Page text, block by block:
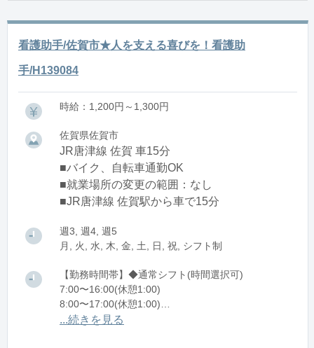
看護助手/佐賀市★人を支える喜びを！看護助
手/H139084
時給：1,200円～1,300円
佐賀県佐賀市
JR唐津線 佐賀 車15分
■バイク、自転車通勤OK
■就業場所の変更の範囲：なし
■JR唐津線 佐賀駅から車で15分
週3, 週4, 週5
月, 火, 水, 木, 金, 土, 日, 祝, シフト制
【勤務時間帯】◆通常シフト(時間選択可)
7:00〜16:00(休憩1:00)
8:00〜17:00(休憩1:00)
12:00〜21:00(休憩1:00)
...続きを見る